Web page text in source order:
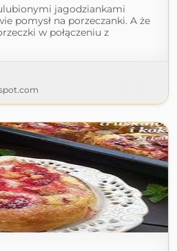
jagodziankami
pomysł na porzeczanki. A że
w połączeniu z